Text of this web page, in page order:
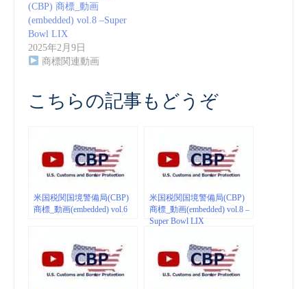
(CBP) 商標_動画
(embedded) vol.8 –Super
Bowl LIX
2025年2月9日
商標関連動画
こちらの記事もどうぞ
米国税関国境警備局(CBP)
商標_動画(embedded) vol.6
米国税関国境警備局(CBP)
商標_動画(embedded) vol.8 –
Super Bowl LIX